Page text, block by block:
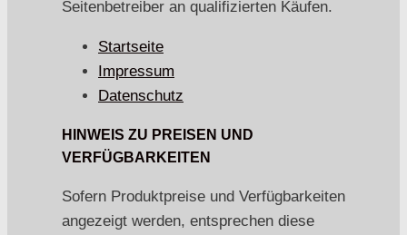
Seitenbetreiber an qualifizierten Käufen.
Startseite
Impressum
Datenschutz
HINWEIS ZU PREISEN UND
VERFÜGBARKEITEN
Sofern Produktpreise und Verfügbarkeiten
angezeigt werden, entsprechen diese